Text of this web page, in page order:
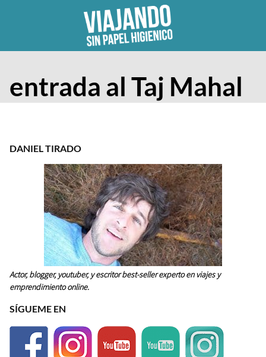
entrada al Taj Mahal
DANIEL TIRADO
Actor, blogger, youtuber, y escritor best-seller experto en viajes y
emprendimiento online.
SÍGUEME EN